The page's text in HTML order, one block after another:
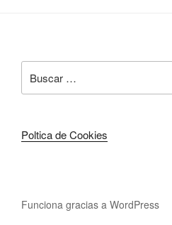
por:
Poltica de Cookies
Funciona gracias a WordPress